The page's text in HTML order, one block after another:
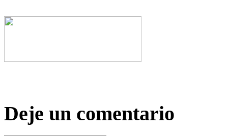
Deje un comentario